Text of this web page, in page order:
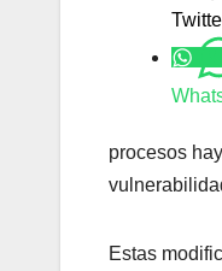
procesos
Estas